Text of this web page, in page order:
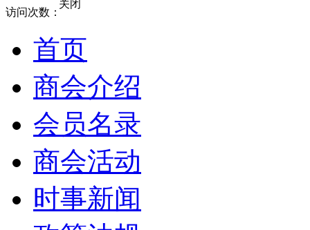
访问次数：
首页
商会介绍
会员名录
商会活动
时事新闻
关闭